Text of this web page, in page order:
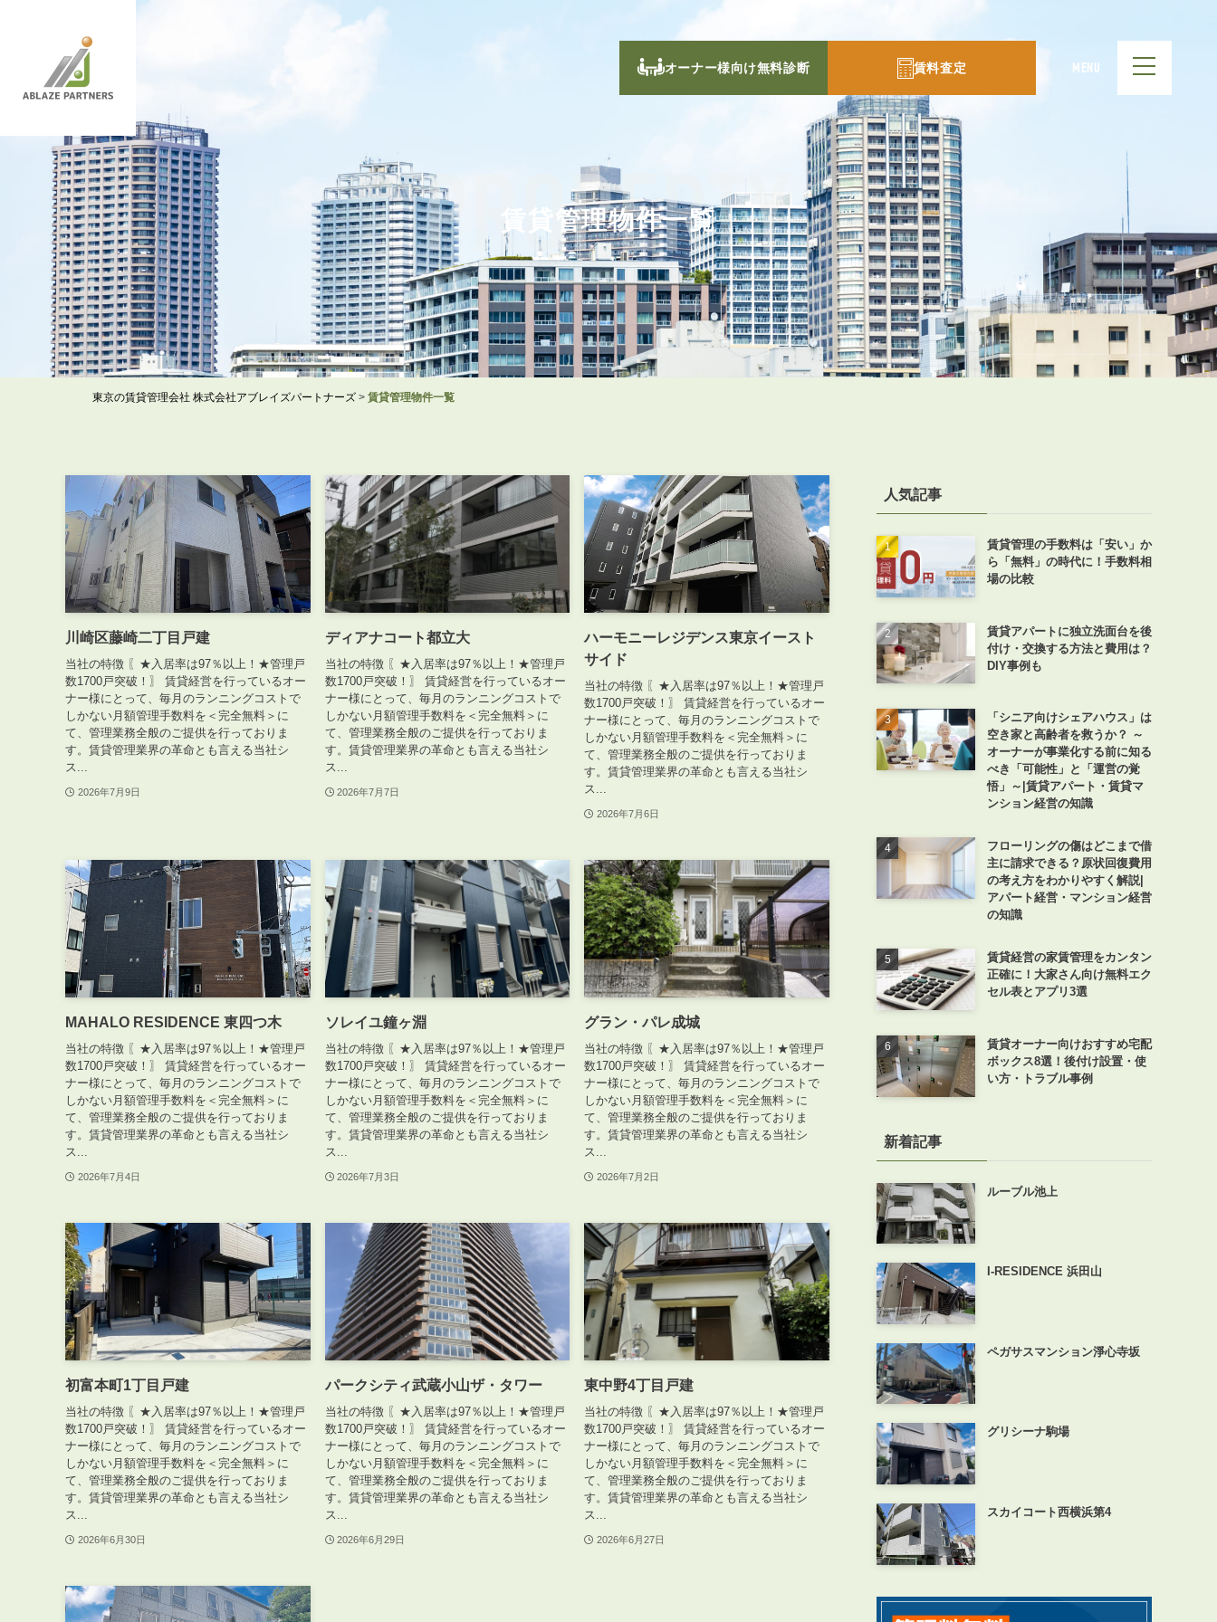
オーナー様向け無料診断 賃料査定 MENU
PROPERTY
賃貸管理物件一覧
東京の賃貸管理会社 株式会社アブレイズパートナーズ > 賃貸管理物件一覧
川崎区藤崎二丁目戸建
当社の特徴 〖★入居率は97％以上！★管理戸
数1700戸突破！〗 賃貸経営を行っているオー
ナー様にとって、毎月のランニングコストで
しかない月額管理手数料を＜完全無料＞に
て、管理業務全般のご提供を行っておりま
す。賃貸管理業界の革命とも言える当社シ
ス...
2026年7月9日
ディアナコート都立大
当社の特徴 〖★入居率は97％以上！★管理戸
数1700戸突破！〗 賃貸経営を行っているオー
ナー様にとって、毎月のランニングコストで
しかない月額管理手数料を＜完全無料＞に
て、管理業務全般のご提供を行っておりま
す。賃貸管理業界の革命とも言える当社シ
ス...
2026年7月7日
ハーモニーレジデンス東京イースト
サイド
当社の特徴 〖★入居率は97％以上！★管理戸
数1700戸突破！〗 賃貸経営を行っているオー
ナー様にとって、毎月のランニングコストで
しかない月額管理手数料を＜完全無料＞に
て、管理業務全般のご提供を行っておりま
す。賃貸管理業界の革命とも言える当社シ
ス...
2026年7月6日
MAHALO RESIDENCE 東四つ木
当社の特徴 〖★入居率は97％以上！★管理戸
数1700戸突破！〗 賃貸経営を行っているオー
ナー様にとって、毎月のランニングコストで
しかない月額管理手数料を＜完全無料＞に
て、管理業務全般のご提供を行っておりま
す。賃貸管理業界の革命とも言える当社シ
ス...
2026年7月4日
ソレイユ鐘ヶ淵
当社の特徴 〖★入居率は97％以上！★管理戸
数1700戸突破！〗 賃貸経営を行っているオー
ナー様にとって、毎月のランニングコストで
しかない月額管理手数料を＜完全無料＞に
て、管理業務全般のご提供を行っておりま
す。賃貸管理業界の革命とも言える当社シ
ス...
2026年7月3日
グラン・パレ成城
当社の特徴 〖★入居率は97％以上！★管理戸
数1700戸突破！〗 賃貸経営を行っているオー
ナー様にとって、毎月のランニングコストで
しかない月額管理手数料を＜完全無料＞に
て、管理業務全般のご提供を行っておりま
す。賃貸管理業界の革命とも言える当社シ
ス...
2026年7月2日
初富本町1丁目戸建
当社の特徴 〖★入居率は97％以上！★管理戸
数1700戸突破！〗 賃貸経営を行っているオー
ナー様にとって、毎月のランニングコストで
しかない月額管理手数料を＜完全無料＞に
て、管理業務全般のご提供を行っておりま
す。賃貸管理業界の革命とも言える当社シ
ス...
2026年6月30日
パークシティ武蔵小山ザ・タワー
当社の特徴 〖★入居率は97％以上！★管理戸
数1700戸突破！〗 賃貸経営を行っているオー
ナー様にとって、毎月のランニングコストで
しかない月額管理手数料を＜完全無料＞に
て、管理業務全般のご提供を行っておりま
す。賃貸管理業界の革命とも言える当社シ
ス...
2026年6月29日
東中野4丁目戸建
当社の特徴 〖★入居率は97％以上！★管理戸
数1700戸突破！〗 賃貸経営を行っているオー
ナー様にとって、毎月のランニングコストで
しかない月額管理手数料を＜完全無料＞に
て、管理業務全般のご提供を行っておりま
す。賃貸管理業界の革命とも言える当社シ
ス...
2026年6月27日
人気記事
賃貸管理の手数料は「安い」か
ら「無料」の時代に！手数料相
場の比較
賃貸アパートに独立洗面台を後
付け・交換する方法と費用は？
DIY事例も
「シニア向けシェアハウス」は
空き家と高齢者を救うか？ ～
オーナーが事業化する前に知る
べき「可能性」と「運営の覚
悟」～|賃貸アパート・賃貸マ
ンション経営の知識
フローリングの傷はどこまで借
主に請求できる？原状回復費用
の考え方をわかりやすく解説|
アパート経営・マンション経営
の知識
賃貸経営の家賃管理をカンタン
正確に！大家さん向け無料エク
セル表とアプリ3選
賃貸オーナー向けおすすめ宅配
ボックス8選！後付け設置・使
い方・トラブル事例
新着記事
ルーブル池上
I-RESIDENCE 浜田山
ペガサスマンション淨心寺坂
グリシーナ駒場
スカイコート西横浜第4